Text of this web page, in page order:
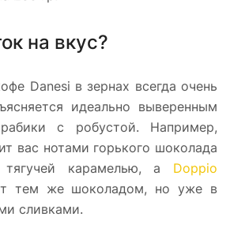
на вкус?
Danesi в зернах всегда очень
идеально выверенным
с робустой. Например,
вас нотами горького шоколада
карамелью, а Doppio
тем же шоколадом, но уже в
сливками.